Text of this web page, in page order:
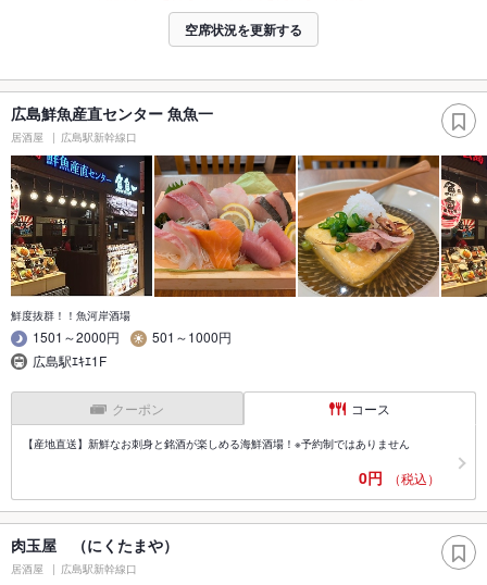
空席状況を更新する
広島鮮魚産直センター 魚魚一
居酒屋 広島駅新幹線口
鮮度抜群！！魚河岸酒場
1501～2000円
501～1000円
広島駅ｴｷｴ1F
クーポン コース
【産地直送】新鮮なお刺身と銘酒が楽しめる海鮮酒場！※予約制ではありません
0円 （税込）
肉玉屋 （にくたまや）
居酒屋 広島駅新幹線口